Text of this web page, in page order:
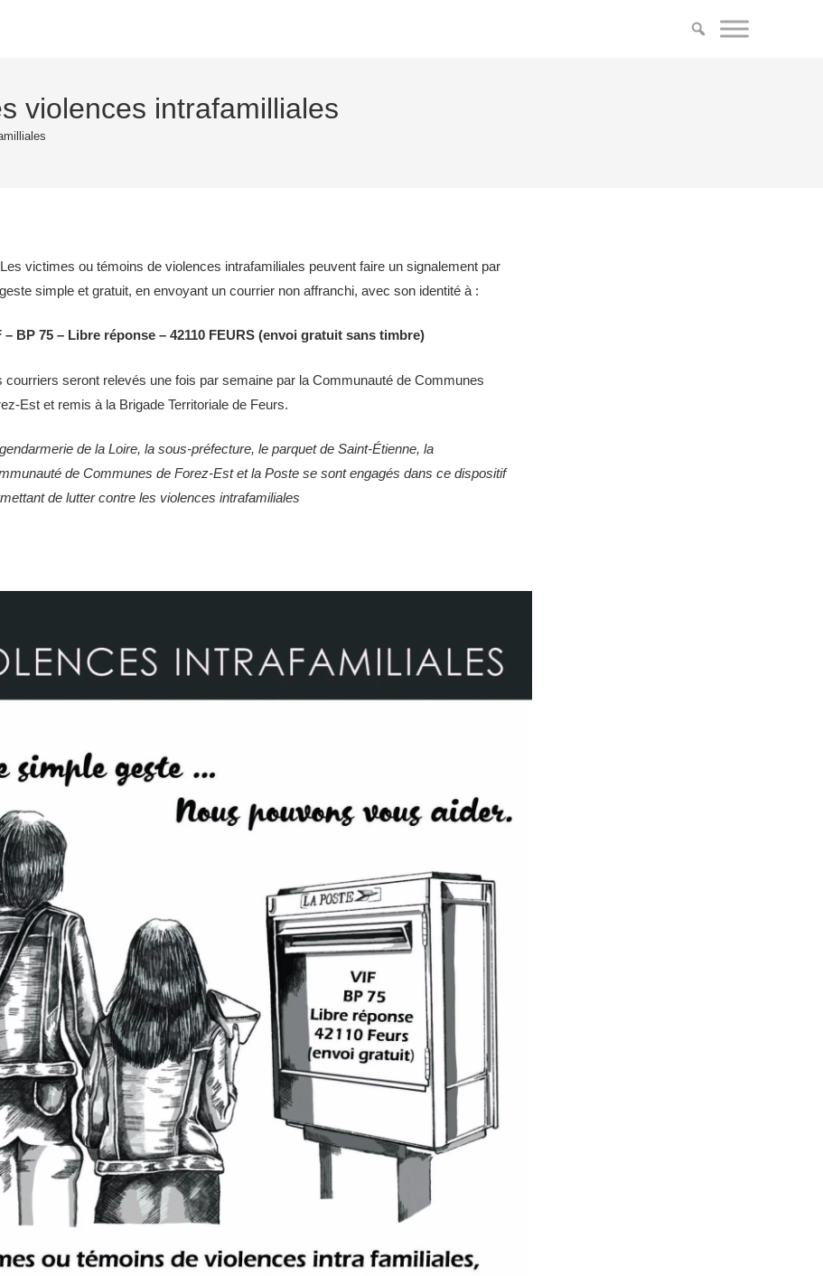
violences intrafamilliales
Les victimes ou témoins de violences intrafamiliales peuvent faire un signalement par
simple et gratuit, en envoyant un courrier non affranchi, avec son identité à :
– BP 75 – Libre réponse – 42110 FEURS (envoi gratuit sans timbre)
courriers seront relevés une fois par semaine par la Communauté de Communes
Est et remis à la Brigade Territoriale de Feurs.
de la Loire, la sous-préfecture, le parquet de Saint-Étienne, la
de Communes de Forez-Est et la Poste se sont engagés dans ce dispositif
de lutter contre les violences intrafamiliales